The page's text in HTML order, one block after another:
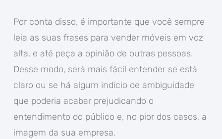
Por conta disso, é importante que você sempre
leia as suas frases para vender móveis em voz
alta, e até peça a opinião de outras pessoas.
Desse modo, será mais fácil entender se está
claro ou se há algum indício de ambiguidade
que poderia acabar prejudicando o
entendimento do público e, no pior dos casos, a
imagem da sua empresa.